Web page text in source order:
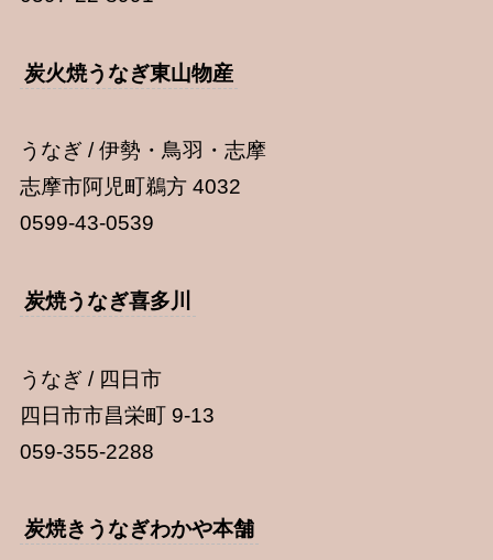
炭火焼うなぎ東山物産
うなぎ / 伊勢・鳥羽・志摩
志摩市阿児町鵜方 4032
0599-43-0539
炭焼うなぎ喜多川
うなぎ / 四日市
四日市市昌栄町 9-13
059-355-2288
炭焼きうなぎわかや本舗